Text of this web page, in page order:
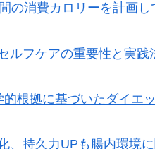
の消費カロリーを計画し
ルフケアの重要性と実践
根拠に基づいたダイエ
、持久力UPも腸内環境